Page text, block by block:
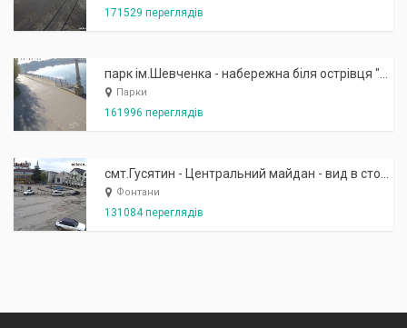
171529 переглядів
Парки
161996 переглядів
Фонтани
131084 переглядів